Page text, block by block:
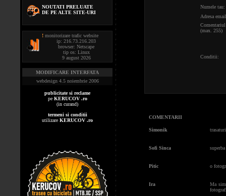
NOUTATI PRELUATE
DE PE ALTE SITE-URI
! monitorizare trafic website
ip: 216.73.216.203
browser: Netscape
tip os: Linux
9 august 2026
MODIFICARE INTERFATA
webdesign 4.5 noiembrie 2006
publicitate si reclame
pe KERUCOV .ro
(in curand)
termeni si conditii
utilizare KERUCOV .ro
Numele tau:
Adresa
(max. 255)
Conditii:
COMENTARII
Simonik
Sofi Sinca
Pitic o
Ira
Ma